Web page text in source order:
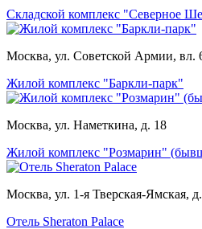
Складской комплекс "Северное
Москва, ул. Советской Армии, вл.
Жилой комплекс "Баркли-парк"
Москва, ул. Наметкина, д. 18
Жилой комплекс "Розмарин"
Москва, ул. 1-я Тверская-Ямская,
Отель Sheraton Palace